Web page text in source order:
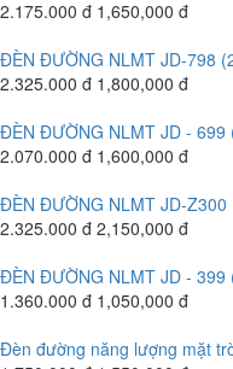
2.175.000 đ 1,650,000 đ
ĐÈN ĐƯỜNG NLMT JD-798
2.325.000 đ 1,800,000 đ
ĐÈN ĐƯỜNG NLMT JD - 699
2.070.000 đ 1,600,000 đ
ĐÈN ĐƯỜNG NLMT JD-Z300
2.325.000 đ 2,150,000 đ
ĐÈN ĐƯỜNG NLMT JD - 399
1.360.000 đ 1,050,000 đ
Đèn đường năng lượng mặt